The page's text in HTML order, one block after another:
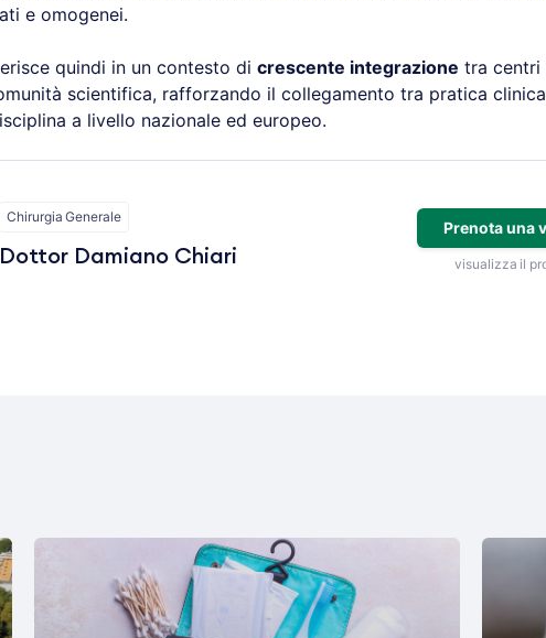
e omogenei.
quindi in un contesto di crescente integrazione tra centri
scientifica, rafforzando il collegamento tra pratica
a livello nazionale ed europeo.
Chirurgia Generale
Dottor Damiano Chiari
Prenota una
visualizza il